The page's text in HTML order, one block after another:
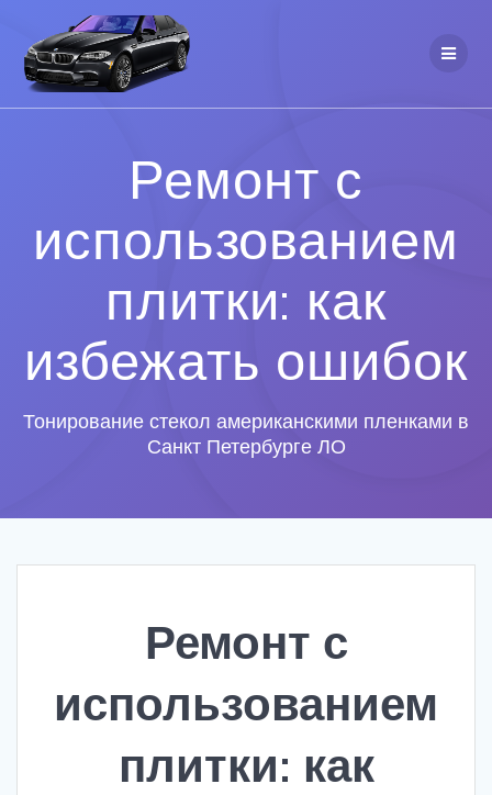
Ремонт с
использованием
плитки: как
избежать ошибок
Тонирование стекол американскими пленками в
Санкт Петербурге ЛО
Ремонт с
использованием
плитки: как